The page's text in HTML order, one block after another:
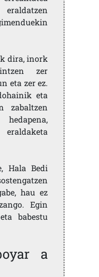
dira, inork
zer
eta zer ez.
eta
zabaltzen
eraldaketa
Hala Bedi
hau ez
Egin
babestu
a